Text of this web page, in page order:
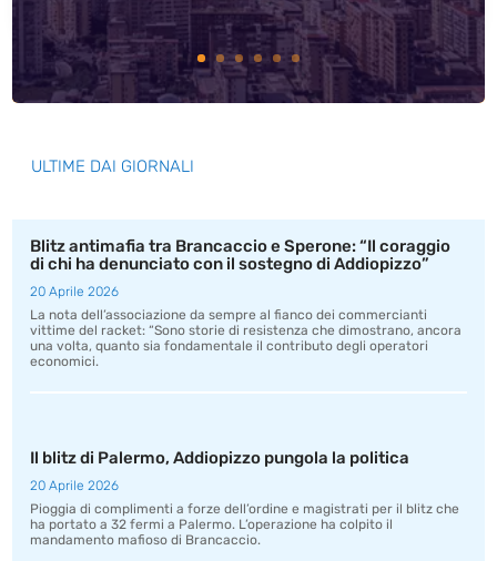
ULTIME DAI GIORNALI
Blitz antimafia tra Brancaccio e Sperone: “Il coraggio
di chi ha denunciato con il sostegno di Addiopizzo”
20 Aprile 2026
La nota dell’associazione da sempre al fianco dei commercianti
vittime del racket: “Sono storie di resistenza che dimostrano, ancora
una volta, quanto sia fondamentale il contributo degli operatori
economici.
Il blitz di Palermo, Addiopizzo pungola la politica
20 Aprile 2026
Pioggia di complimenti a forze dell’ordine e magistrati per il blitz che
ha portato a 32 fermi a Palermo. L’operazione ha colpito il
mandamento mafioso di Brancaccio.